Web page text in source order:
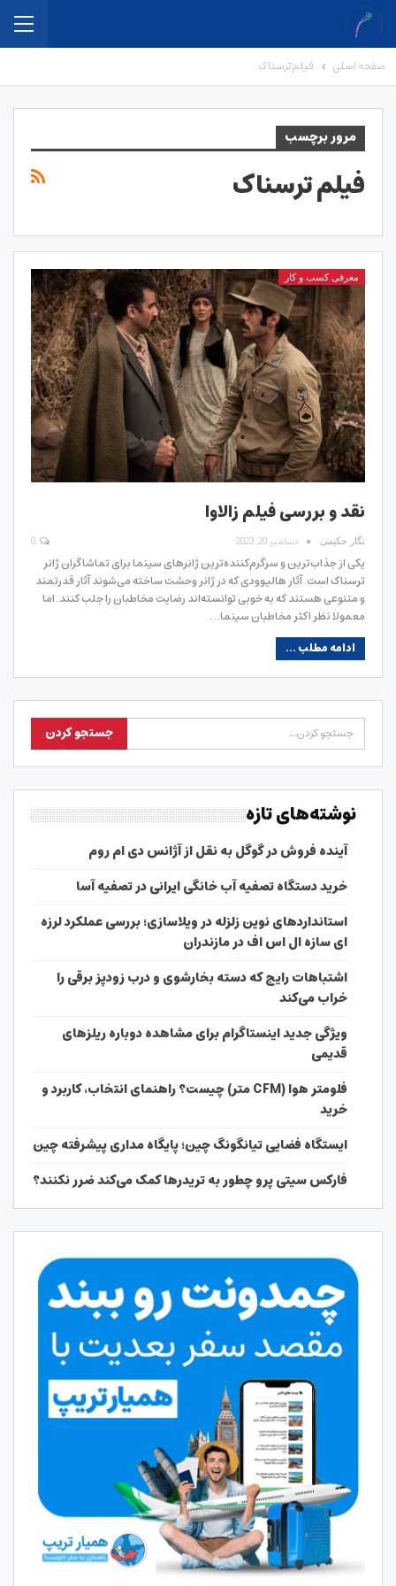
صفحه اصلی فیلم ترسناک
مرور برچسب
فیلم ترسناک
معرفی کسب و کار
نقد و بررسی فیلم زالاوا
نگار حکیمی دسامبر 20, 2023
یکی از جذاب‌ترین و سرگرم‌کننده‌ترین ژانرهای سینما برای تماشاگران ژانر
ترسناک است. آثار هالیوودی که در ژانر وحشت ساخته‌ می‌شوند آثار قدرتمند
و متنوعی هستند که به خوبی توانسته‌اند رضایت مخاطبان را جلب کنند. اما
معمولا نظر اکثر مخاطبان سینما…
ادامه مطلب ...
نوشته‌های تازه
آینده فروش در گوگل به نقل از آژانس دی ام روم
خرید دستگاه تصفیه آب خانگی ایرانی در تصفیه آسا
استانداردهای نوین زلزله در ویلاسازی؛ بررسی عملکرد لرزه
ای سازه ال اس اف در مازندران
اشتباهات رایج که دسته بخارشوی و درب زودپز برقی را
خراب می‌کند
ویژگی جدید اینستاگرام برای مشاهده دوباره ریلزهای
قدیمی
فلومتر هوا (CFM متر) چیست؟ راهنمای انتخاب، کاربرد و
خرید
ایستگاه فضایی تیانگونگ چین؛ پایگاه مداری پیشرفته چین
فارکس سیتی پرو چطور به تریدرها کمک می‌کند ضرر نکنند؟